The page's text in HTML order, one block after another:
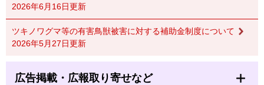
2026年6月16日更新
ツキノワグマ等の有害鳥獣被害に対する補助金制度について
2026年5月27日更新
広告掲載・広報取り寄せなど